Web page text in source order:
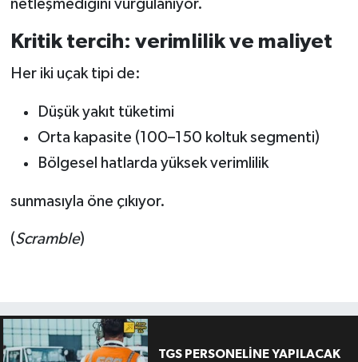
netleşmediğini vurgulanıyor.
Kritik tercih: verimlilik ve maliyet
Her iki uçak tipi de:
Düşük yakıt tüketimi
Orta kapasite (100–150 koltuk segmenti)
Bölgesel hatlarda yüksek verimlilik
sunmasıyla öne çıkıyor.
(Scramble)
TGS PERSONELİNE YAPILACAK